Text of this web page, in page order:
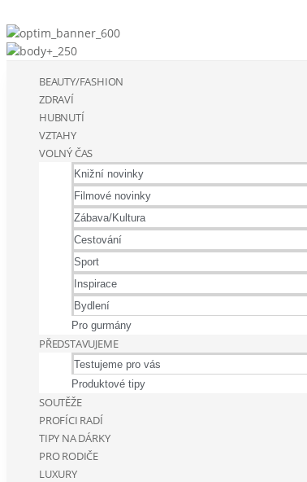
BEAUTY/FASHION
ZDRAVÍ
HUBNUTÍ
VZTAHY
VOLNÝ ČAS
Knižní novinky
Filmové novinky
Zábava/Kultura
Cestování
Sport
Inspirace
Bydlení
Pro gurmány
PŘEDSTAVUJEME
Testujeme pro vás
Produktové tipy
SOUTĚŽE
PROFÍCI RADÍ
TIPY NA DÁRKY
PRO RODIČE
LUXURY